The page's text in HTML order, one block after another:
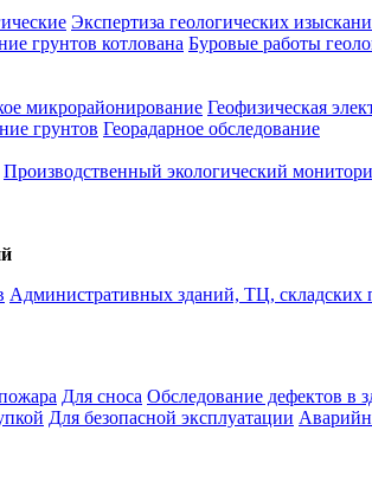
Экспертиза геологических
грунтов котлована Буровые работы
микрорайонирование Геофизическая
грунтов Георадарное обследование
Производственный экологический
Административных зданий, ТЦ, складских
Для сноса Обследование дефектов в
Для безопасной эксплуатации